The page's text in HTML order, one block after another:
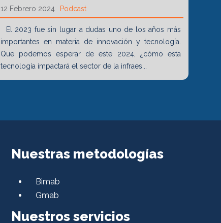
12 Febrero 2024 Podcast
El 2023 fue sin lugar a dudas uno de los años más
importantes en materia de innovación y tecnología.
Que podemos esperar de este 2024, ¿cómo esta
tecnología impactará el sector de la infraes...
Nuestras metodologías
Bimab
Gmab
Nuestros servicios